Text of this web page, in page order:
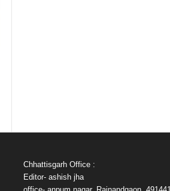
Chhattisgarh Office :
Editor- ashish jha